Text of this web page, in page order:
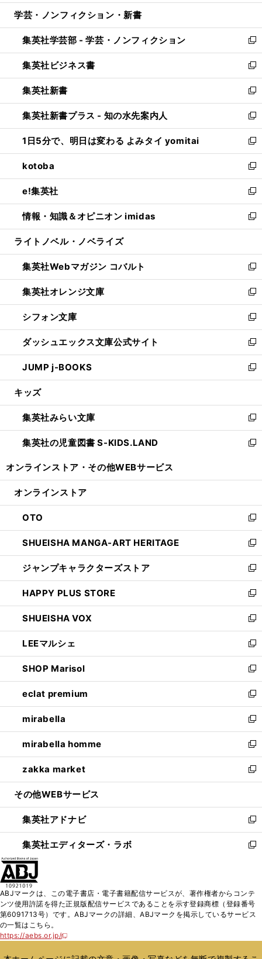
開
ウ
開
く
ン
ウ
で
開
く
ウ
ン
ド
ウ
で
開
く
し
ウ
ィ
ン
ド
ウ
で
開
く
学芸・ノンフィクション・新書
集英社学芸部 - 学芸・ノンフィクション
新
し
い
ウ
ィ
ン
ド
ウ
で
開
く
集英社ビジネス書
新
し
い
ウ
ィ
ン
ド
ウ
で
開
く
集英社新書
新
し
い
ウ
ィ
ン
ド
ウ
で
開
く
集英社新書プラス - 知の水先案内人
新
し
い
ウ
ィ
ン
ド
ウ
で
開
1日5分で、明日は変わる よみタイ yomitai
新
し
い
ウ
ィ
ン
ド
ウ
開
く
kotoba
新
し
い
ウ
ィ
ン
ウ
で
開
く
e!集英社
新
し
い
ウ
ン
ド
ウ
で
開
く
情報・知識＆オピニオン imidas
新
し
ウ
ィ
ン
ド
ウ
で
開
く
ライトノベル・ノベライズ
集英社Webマガジン コバルト
新
し
い
ウ
ィ
ン
ド
ウ
で
開
集英社オレンジ文庫
新
し
い
ウ
ィ
ン
ド
ウ
開
く
シフォン文庫
新
し
い
ウ
ィ
ン
ウ
で
開
く
ダッシュエックス文庫公式サイト
新
し
い
ウ
ン
ド
ウ
で
JUMP j-BOOKS
新
し
ウ
ィ
ン
ド
開
キッズ
集英社みらい文庫
新
し
い
ン
ウ
で
開
く
集英社の児童図書 S-KIDS.LAND
新
ウ
ン
ド
ウ
で
開
く
オンラインストア・ その他WEBサービス
オンラインストア
OTO
新
し
い
ウ
ィ
ン
ド
ウ
で
開
く
SHUEISHA MANGA-ART HERITAGE
新
し
い
ウ
ィ
ン
ド
ウ
で
開
く
ジャンプキャラクターズストア
新
し
い
ウ
ィ
ン
ド
ウ
で
開
く
HAPPY PLUS STORE
新
し
い
ウ
ィ
ン
ド
ウ
で
開
く
SHUEISHA VOX
新
し
い
ウ
ィ
ン
ド
ウ
で
開
く
LEEマルシェ
新
し
い
ウ
ィ
ン
ド
ウ
で
開
く
SHOP Marisol
新
し
い
ウ
ィ
ン
ド
ウ
で
開
eclat premium
新
し
い
ウ
ィ
ン
ド
ウ
開
く
mirabella
新
し
い
ウ
ィ
ン
ウ
で
開
く
mirabella homme
新
し
い
ウ
ン
ド
ウ
で
zakka market
新
し
ウ
ィ
ン
ド
く
その他WEBサービス
集英社アドナビ
新
し
い
ド
ウ
で
集英社エディターズ・ラボ
新
ィ
ン
ド
ABJマークは、この電子書店・電子書籍配信サービスが、著作権者からコンテ
ンツ使用許諾を得た正規版配信サービスであることを示す登録商標（登録番号
第6091713号）です。ABJマークの詳細、ABJマークを掲示しているサービス
の一覧はこちら。
https://aebs.or.jp/
新
い